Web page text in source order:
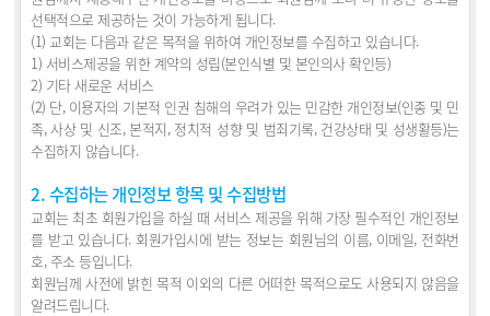
선택적으로 제공하는 것이 가능하게 됩니다.
(1) 교회는 다음과 같은 목적을 위하여 개인정보를 수집하고 있습니다.
1) 서비스제공을 위한 계약의 성립(본인식별 및 본인의사 확인등)
2) 기타 새로운 서비스
(2) 단, 이용자의 기본적 인권 침해의 우려가 있는 민감한 개인정보(인종 및 민
족, 사상 및 신조, 본적지, 정치적 성향 및 범죄기록, 건강상태 및 성생활등)는
수집하지 않습니다.
2. 수집하는 개인정보 항목 및 수집방법
교회는 최초 회원가입을 하실 때 서비스 제공을 위해 가장 필수적인 개인정보
를 받고 있습니다. 회원가입시에 받는 정보는 회원님의 이름, 이메일, 전화번
호, 주소 등입니다.
회원님께 사전에 밝힌 목적 이외의 다른 어떠한 목적으로도 사용되지 않음을
알려드립니다.